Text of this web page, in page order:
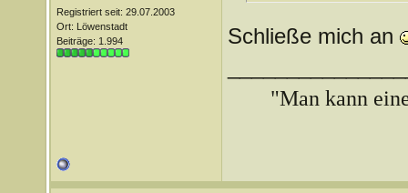
Registriert seit: 29.07.2003
Ort: Löwenstadt
Beiträge: 1.994
Schließe mich an
"Man kann